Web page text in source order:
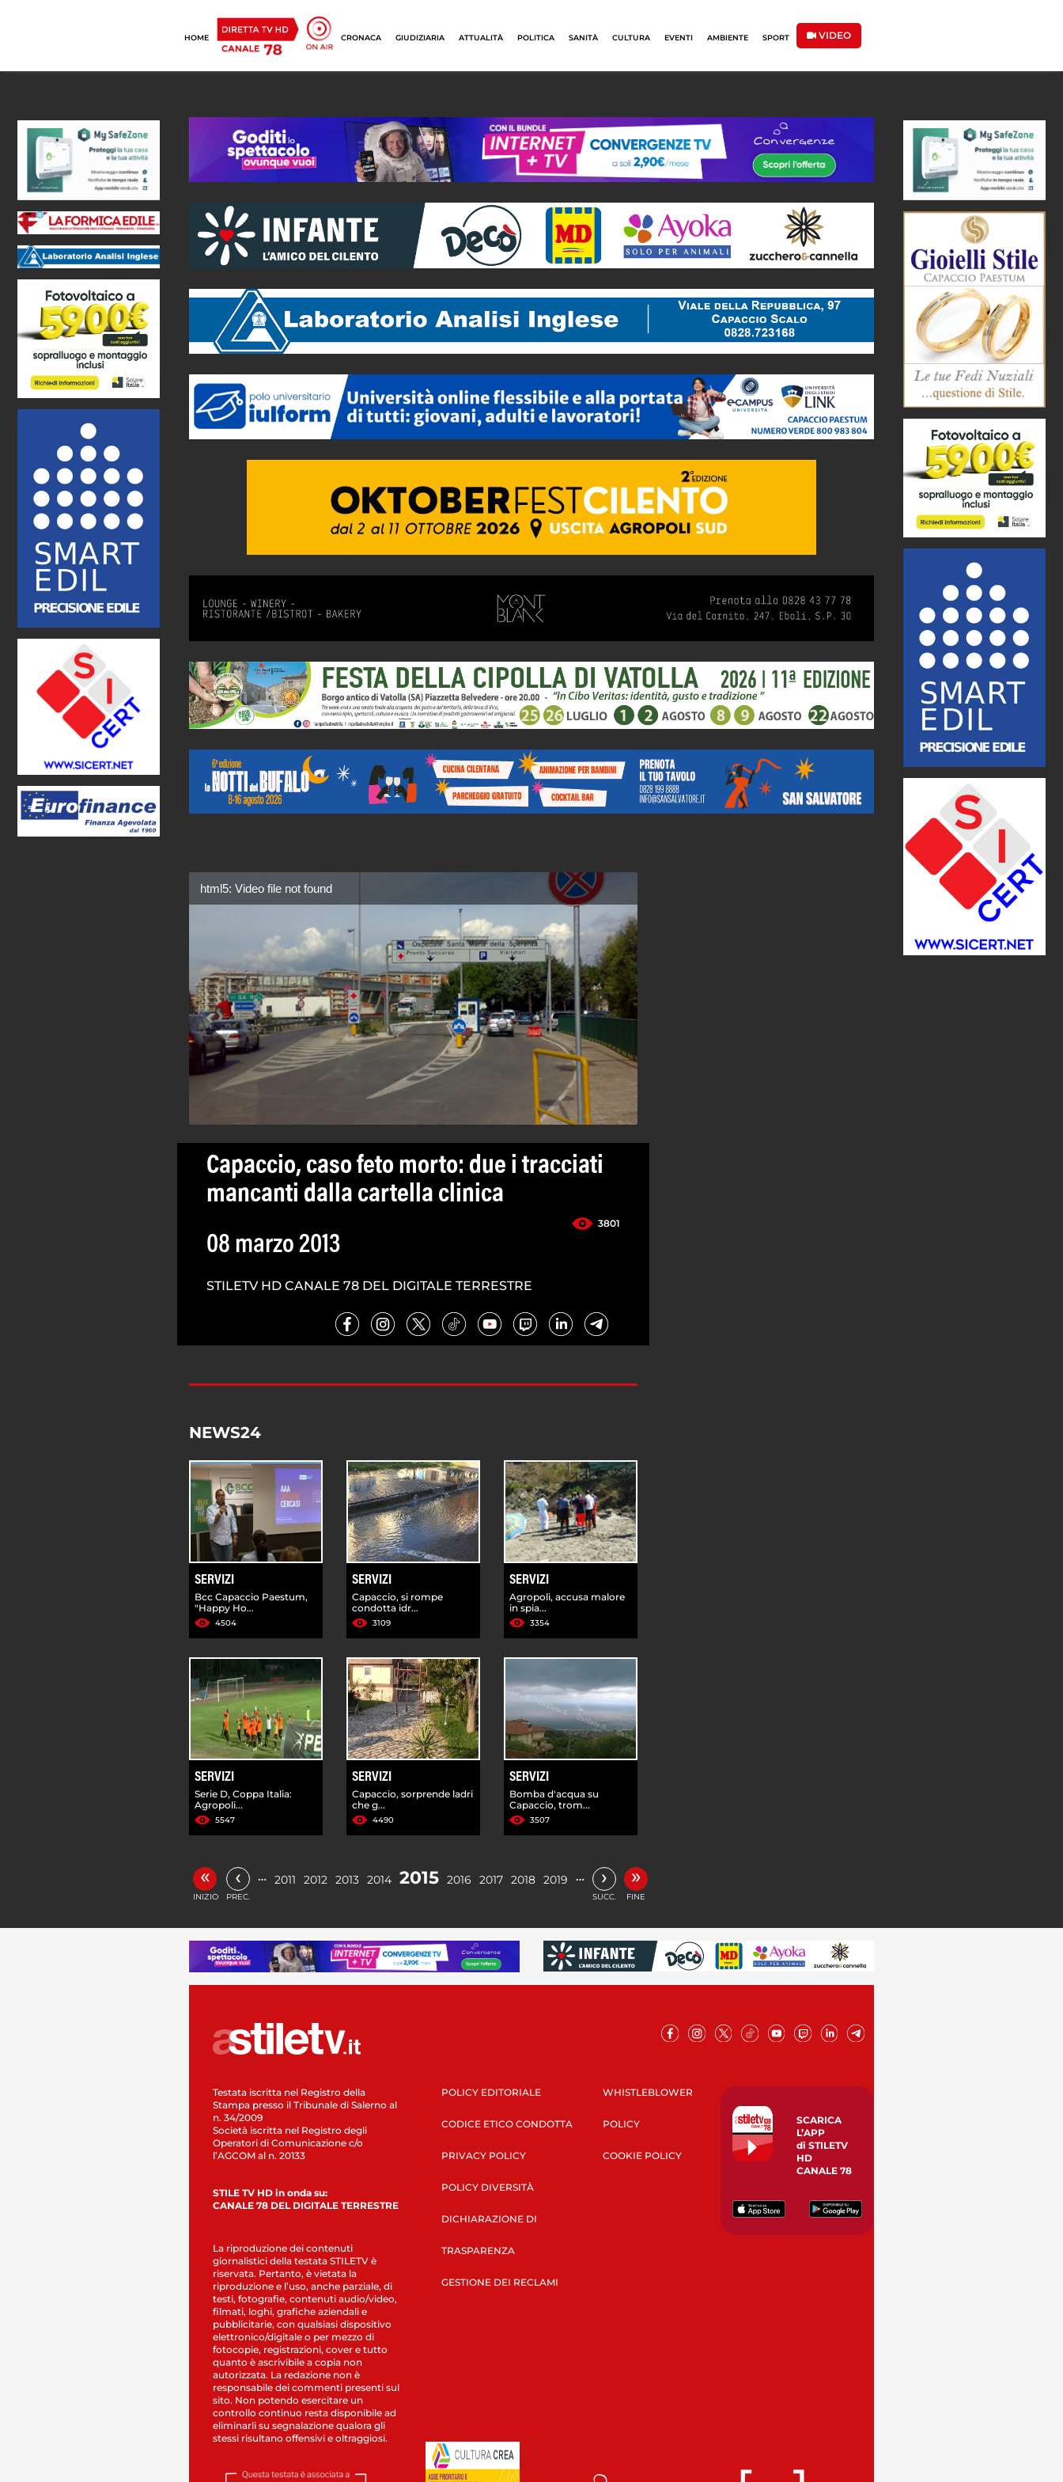
HOME CRONACA GIUDIZIARIA ATTUALITÀ POLITICA SANITÀ CULTURA EVENTI AMBIENTE SPORT VIDEO
html5: Video file not found
Capaccio, caso feto morto: due i tracciati
mancanti dalla cartella clinica
3801
08 marzo 2013
STILETV HD CANALE 78 DEL DIGITALE TERRESTRE
NEWS24
SERVIZI
Bcc Capaccio Paestum,
"Happy Ho...
4504
SERVIZI
Capaccio, si rompe
condotta idr...
3109
SERVIZI
Agropoli, accusa malore
in spia...
3354
SERVIZI
Serie D, Coppa Italia:
Agropoli...
5547
SERVIZI
Capaccio, sorprende ladri
che g...
4490
SERVIZI
Bomba d'acqua su
Capaccio, trom...
3507
«
INIZIO
‹
PREC.
… 2011 2012 2013 2014 2015 2016 2017 2018 2019 … ›
SUCC.
»
FINE
Testata iscritta nel Registro della
Stampa presso il Tribunale di Salerno al
n. 34/2009
Società iscritta nel Registro degli
Operatori di Comunicazione c/o
l’AGCOM al n. 20133
STILE TV HD in onda su:
CANALE 78 DEL DIGITALE TERRESTRE
La riproduzione dei contenuti
giornalistici della testata STILETV è
riservata. Pertanto, è vietata la
riproduzione e l’uso, anche parziale, di
testi, fotografie, contenuti audio/video,
filmati, loghi, grafiche aziendali e
pubblicitarie, con qualsiasi dispositivo
elettronico/digitale o per mezzo di
fotocopie, registrazioni, cover e tutto
quanto è ascrivibile a copia non
autorizzata. La redazione non è
responsabile dei commenti presenti sul
sito. Non potendo esercitare un
controllo continuo resta disponibile ad
eliminarli su segnalazione qualora gli
stessi risultano offensivi e oltraggiosi.
POLICY EDITORIALE
CODICE ETICO CONDOTTA
PRIVACY POLICY
POLICY DIVERSITÀ
DICHIARAZIONE DI
TRASPARENZA
GESTIONE DEI RECLAMI
WHISTLEBLOWER
POLICY
COOKIE POLICY
SCARICA
L’APP
di STILETV
HD
CANALE 78